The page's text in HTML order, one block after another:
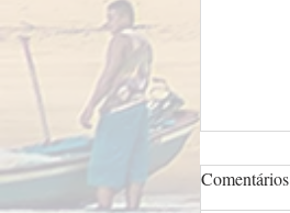
Comentários